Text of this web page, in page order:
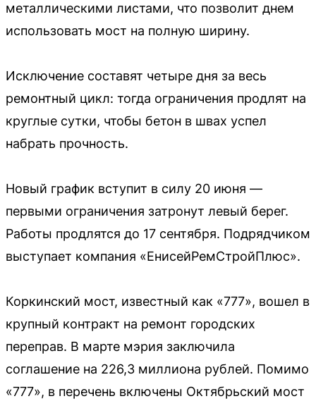
металлическими листами, что позволит днем
использовать мост на полную ширину.
Исключение составят четыре дня за весь
ремонтный цикл: тогда ограничения продлят на
круглые сутки, чтобы бетон в швах успел
набрать прочность.
Новый график вступит в силу 20 июня —
первыми ограничения затронут левый берег.
Работы продлятся до 17 сентября. Подрядчиком
выступает компания «ЕнисейРемСтройПлюс».
Коркинский мост, известный как «777», вошел в
крупный контракт на ремонт городских
переправ. В марте мэрия заключила
соглашение на 226,3 миллиона рублей. Помимо
«777», в перечень включены Октябрьский мост